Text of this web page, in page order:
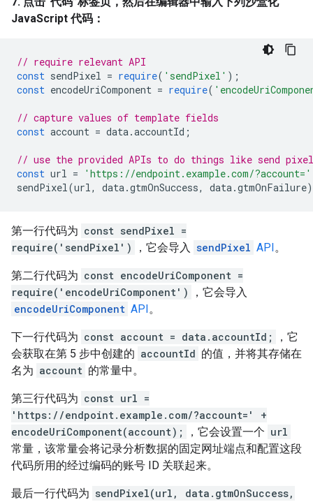
JavaScript 代码：
// require relevant API
const sendPixel = require( 'sendPixel' );
const encodeUriComponent = require(
// capture values of template fields
const account = data.accountId ;
// use the provided APIs to do things like send
const url =
'https://endpoint.example.com/?account='
sendPixel(url, data.gtmOnSuccess, data.gtmOnFailure
第一行代码为 const sendPixel =
require('sendPixel')
，它会导入 sendPixel API。
第二行代码为 const encodeUriComponent =
require('encodeUriComponent')
，它会导入
encodeUriComponent API。
下一行代码为 const account = data.accountId;
，它
会获取在第 5 步中创建的 accountId 的值，并将其存储在
名为 account 的常量中。
第三行代码为 const url =
'https://endpoint.example.com/?account=' +
encodeUriComponent(account);
，它会设置一个 url
常量，该常量会将记录分析数据的固定网址端点和配置这段
代码所用的经过编码的账号 ID 关联起来。
最后一行代码为 sendPixel(url, data.gtmOnSuccess,